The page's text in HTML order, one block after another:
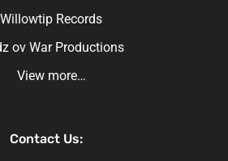
Willowtip Records
ov War Productions
View more…
Contact Us: